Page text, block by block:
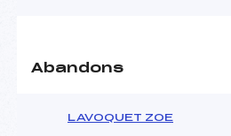
Abandons
LAVOQUET ZOE